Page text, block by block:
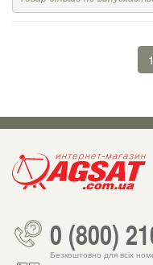
1
0 (800)
Безкоштовно для всіх